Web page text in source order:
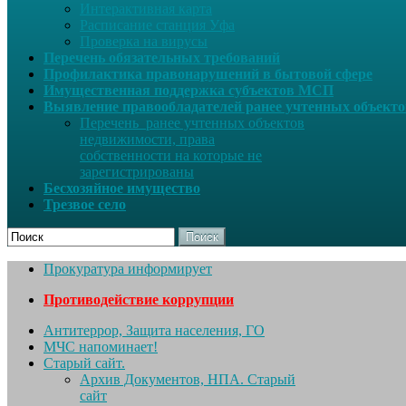
Интерактивная карта
Расписание станция Уфа
Проверка на вирусы
Перечень обязательных требований
Профилактика правонарушений в бытовой сфере
Имущественная поддержка субъектов МСП
Выявление правообладателей ранее учтенных
Перечень ранее учтенных объектов
недвижимости, права
собственности на которые не
зарегистрированы
Бесхозяйное имущество
Трезвое село
Поиск
Прокуратура информирует
Противодействие коррупции
Антитеррор, Защита населения, ГО
МЧС напоминает!
Старый сайт.
Архив Документов, НПА. Старый
сайт